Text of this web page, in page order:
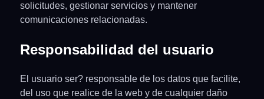
solicitudes, gestionar servicios y mantener
comunicaciones relacionadas.
Responsabilidad del usuario
El usuario ser? responsable de los datos que facilite,
del uso que realice de la web y de cualquier daño